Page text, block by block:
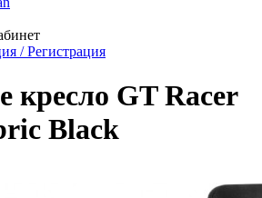
/ Регистрация
кресло GT Racer
Black